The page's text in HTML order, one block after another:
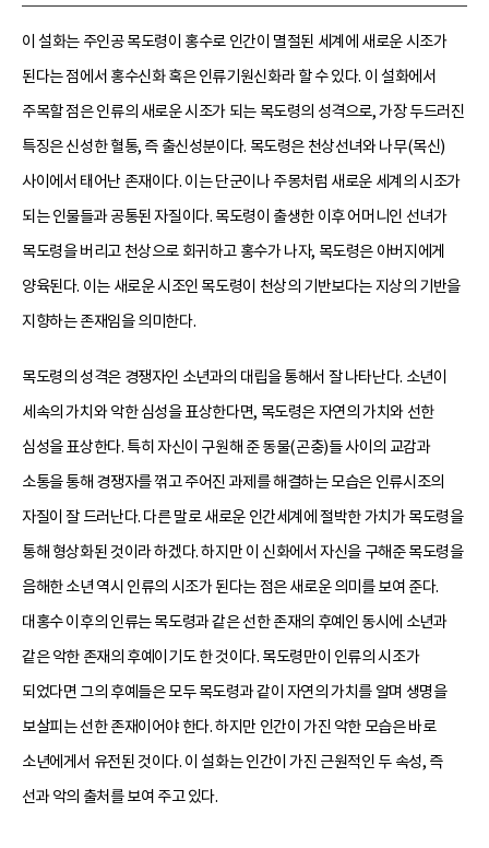
이 설화는 주인공 목도령이 홍수로 인간이 멸절된 세계에 새로운 시조가
된다는 점에서 홍수신화 혹은 인류기원신화라 할 수 있다. 이 설화에서
주목할 점은 인류의 새로운 시조가 되는 목도령의 성격으로, 가장 두드러진
특징은 신성한 혈통, 즉 출신성분이다. 목도령은 천상선녀와 나무(목신)
사이에서 태어난 존재이다. 이는 단군이나 주몽처럼 새로운 세계의 시조가
되는 인물들과 공통된 자질이다. 목도령이 출생한 이후 어머니인 선녀가
목도령을 버리고 천상으로 회귀하고 홍수가 나자, 목도령은 아버지에게
양육된다. 이는 새로운 시조인 목도령이 천상의 기반보다는 지상의 기반을
지향하는 존재임을 의미한다.
목도령의 성격은 경쟁자인 소년과의 대립을 통해서 잘 나타난다. 소년이
세속의 가치와 악한 심성을 표상한다면, 목도령은 자연의 가치와 선한
심성을 표상한다. 특히 자신이 구원해 준 동물(곤충)들 사이의 교감과
소통을 통해 경쟁자를 꺾고 주어진 과제를 해결하는 모습은 인류시조의
자질이 잘 드러난다. 다른 말로 새로운 인간세계에 절박한 가치가 목도령을
통해 형상화된 것이라 하겠다. 하지만 이 신화에서 자신을 구해준 목도령을
음해한 소년 역시 인류의 시조가 된다는 점은 새로운 의미를 보여 준다.
대홍수 이후의 인류는 목도령과 같은 선한 존재의 후예인 동시에 소년과
같은 악한 존재의 후예이기도 한 것이다. 목도령만이 인류의 시조가
되었다면 그의 후예들은 모두 목도령과 같이 자연의 가치를 알며 생명을
보살피는 선한 존재이어야 한다. 하지만 인간이 가진 악한 모습은 바로
소년에게서 유전된 것이다. 이 설화는 인간이 가진 근원적인 두 속성, 즉
선과 악의 출처를 보여 주고 있다.